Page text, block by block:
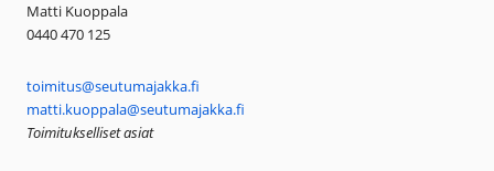
Matti Kuoppala
0440 470 125
toimitus@seutumajakka.fi
matti.kuoppala@seutumajakka.fi
Toimitukselliset asiat